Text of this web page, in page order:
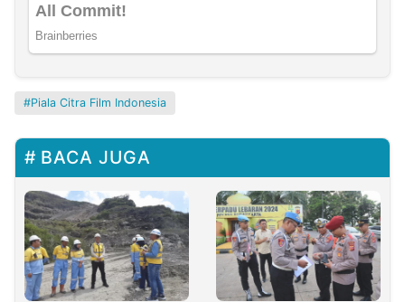
Piala Citra Film Indonesia
BACA JUGA